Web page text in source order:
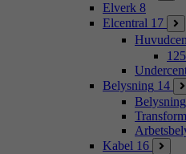
Elverk 8
Elcentral 17
Belysning 14
Kabel 16